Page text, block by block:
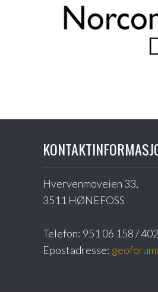
Hvervenmoveien 33,
3511 HØNEFOSS
Telefon: 951 06 158 /
Epostadresse: